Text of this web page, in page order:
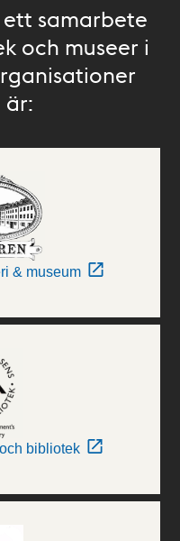
samarbete
och museer i
är:
& museum
bibliotek